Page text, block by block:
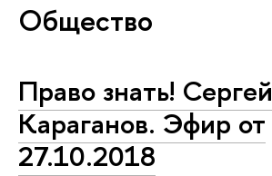
Общество
Право знать! Сергей
Караганов. Эфир от
27.10.2018